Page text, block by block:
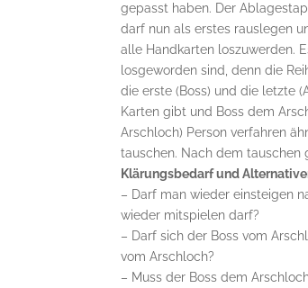
gepasst haben. Der
darf nun als erstes rauslegen
alle Handkarten loszuwerden.
losgeworden sind, denn die
die erste (Boss) und die letzte
Karten gibt und Boss dem
Arschloch) Person verfahren
tauschen. Nach dem tauschen
Klärungsbedarf und
– Darf man wieder einsteigen
wieder mitspielen darf?
– Darf sich der Boss vom
vom Arschloch?
– Muss der Boss dem